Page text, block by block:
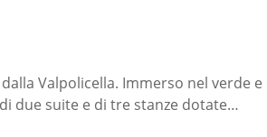
Valpolicella. Immerso nel verde e
due suite e di tre stanze dotate…